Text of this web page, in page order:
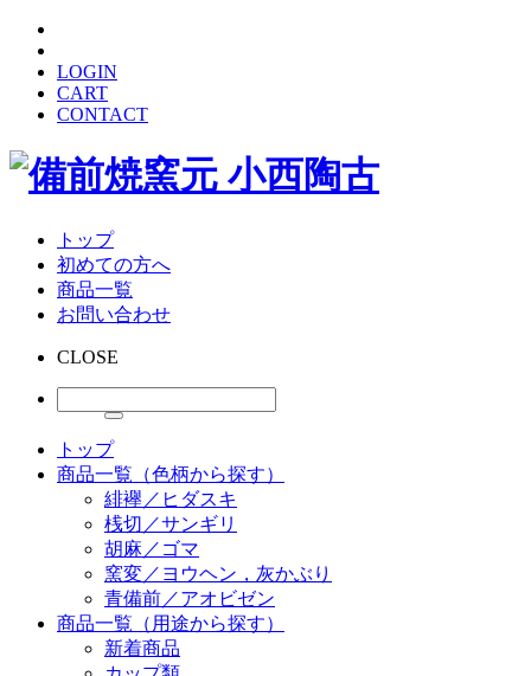
LOGIN
CART
CONTACT
トップ
初めての方へ
商品一覧
お問い合わせ
CLOSE
トップ
商品一覧（色柄から探す）
緋襷／ヒダスキ
桟切／サンギリ
胡麻／ゴマ
窯変／ヨウヘン，灰かぶり
青備前／アオビゼン
商品一覧（用途から探す）
新着商品